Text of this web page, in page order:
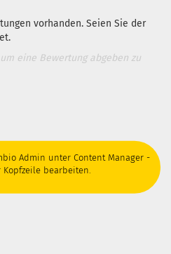
vorhanden. Seien Sie der
eine Bewertung abgeben zu
Admin unter Content Manager -
Kopfzeile bearbeiten.